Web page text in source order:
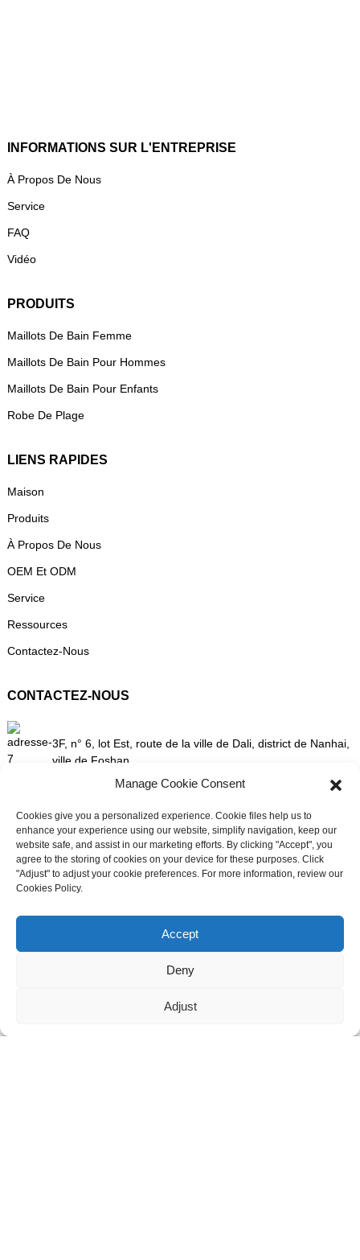
Discutez avec nous maintenant
INFORMATIONS SUR L'ENTREPRISE
À Propos De Nous
Service
FAQ
Vidéo
PRODUITS
Maillots De Bain Femme
Maillots De Bain Pour Hommes
Maillots De Bain Pour Enfants
Robe De Plage
LIENS RAPIDES
Maison
Produits
À Propos De Nous
OEM Et ODM
Service
Ressources
Contactez-Nous
CONTACTEZ-NOUS
3F, n° 6, lot Est, route de la ville de Dali, district de Nanhai,
ville de Foshan
+86 13336496652
Manage Cookie Consent
Cookies give you a personalized experience. Cookie files help us to
enhance your experience using our website, simplify navigation, keep our
website safe, and assist in our marketing efforts. By clicking "Accept", you
agree to the storing of cookies on your device for these purposes. Click
"Adjust" to adjust your cookie preferences. For more information, review our
Cookies Policy.
Accept
Deny
Adjust